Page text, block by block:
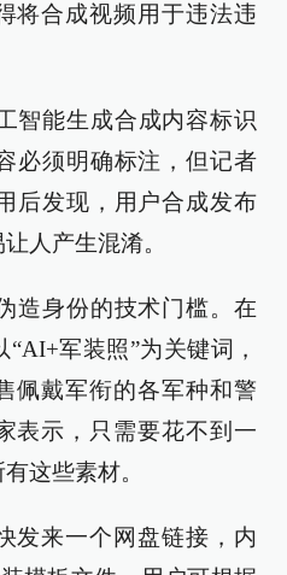
将合成视频用于违法违
智能生成合成内容标识
必须明确标注，但记者
后发现，用户合成发布
人产生混淆。
造身份的技术门槛。在
军装照”为关键词，
佩戴军衔的各军种和警
表示，只需要花不到一
这些素材。
发来一个网盘链接，内